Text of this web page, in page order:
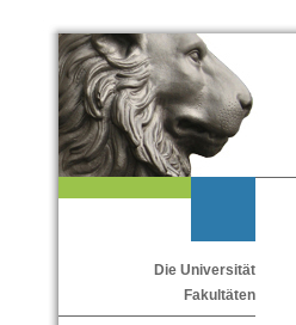
Die Universität
Fakultäten